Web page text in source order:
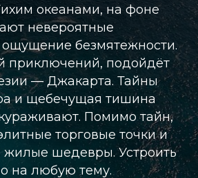
океанами, на фоне
невероятные
безмятежности.
приключений, подойдёт
— Джакарта. Тайны
и щебечущая тишина
Помимо тайн,
торговые точки и
жилые шедевры. Устроить
на любую тему.